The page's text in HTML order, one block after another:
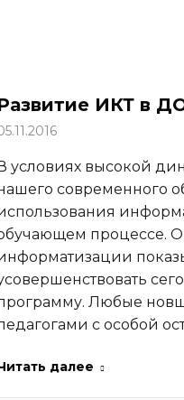
ИКТ в
условиях высокой
современного
процессе.
Любые
с особой
далее